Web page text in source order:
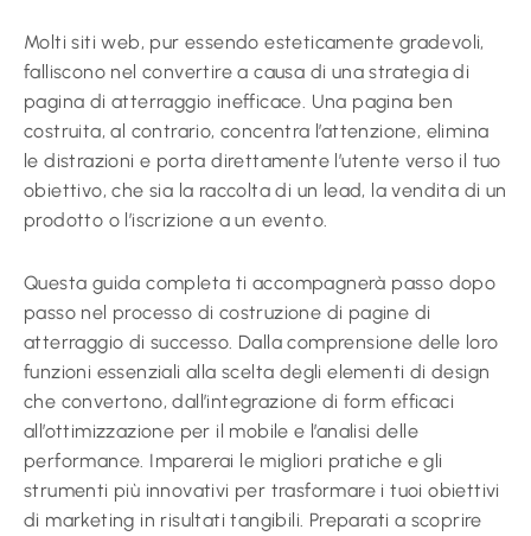
Molti siti web, pur essendo esteticamente gradevoli,
falliscono nel convertire a causa di una strategia di
pagina di atterraggio inefficace. Una pagina ben
costruita, al contrario, concentra l’attenzione, elimina
le distrazioni e porta direttamente l’utente verso il tuo
obiettivo, che sia la raccolta di un lead, la vendita di un
prodotto o l’iscrizione a un evento.
Questa guida completa ti accompagnerà passo dopo
passo nel processo di costruzione di pagine di
atterraggio di successo. Dalla comprensione delle loro
funzioni essenziali alla scelta degli elementi di design
che convertono, dall’integrazione di form efficaci
all’ottimizzazione per il mobile e l’analisi delle
performance. Imparerai le migliori pratiche e gli
strumenti più innovativi per trasformare i tuoi obiettivi
di marketing in risultati tangibili. Preparati a scoprire